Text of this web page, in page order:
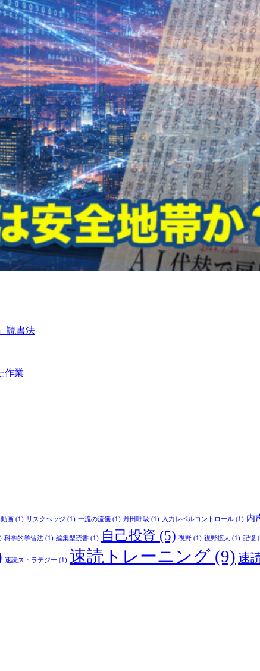
読書法
作業
動画 (1) リスクヘッジ (1) 一流の流儀 (1) 丹田呼吸 (1) 入力レベルコントロール (1) 内
科学的学習法 (1) 編集型読書 (1) 自己投資 (5) 視野 (1) 視野拡大 (1) 記憶
速読ストラテジー (1) 速読トレーニング (9) 速